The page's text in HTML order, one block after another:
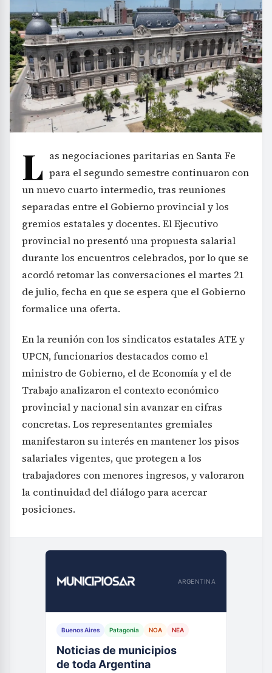
L as negociaciones paritarias en Santa Fe
para el segundo semestre continuaron con
un nuevo cuarto intermedio, tras reuniones
separadas entre el Gobierno provincial y los
gremios estatales y docentes. El Ejecutivo
provincial no presentó una propuesta salarial
durante los encuentros celebrados, por lo que se
acordó retomar las conversaciones el martes 21
de julio, fecha en que se espera que el Gobierno
formalice una oferta.
En la reunión con los sindicatos estatales ATE y
UPCN, funcionarios destacados como el
ministro de Gobierno, el de Economía y el de
Trabajo analizaron el contexto económico
provincial y nacional sin avanzar en cifras
concretas. Los representantes gremiales
manifestaron su interés en mantener los pisos
salariales vigentes, que protegen a los
trabajadores con menores ingresos, y valoraron
la continuidad del diálogo para acercar
posiciones.
ARGENTINA
Buenos Aires Patagonia NOA NEA
Noticias de municipios
de toda Argentina